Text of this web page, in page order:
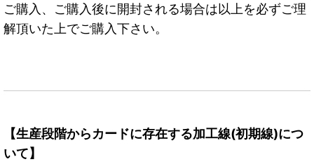
ご購入、ご購入後に開封される場合は以上を必ずご理
解頂いた上でご購入下さい。
【生産段階からカードに存在する加工線(初期線)につ
いて】